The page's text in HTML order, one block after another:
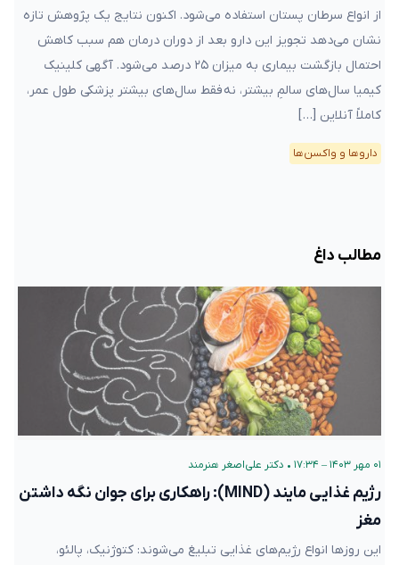
از انواع سرطان پستان استفاده می‌شود. اکنون نتایج یک پژوهش تازه
نشان می‌دهد تجویز این دارو بعد از دوران درمان هم سبب کاهش
احتمال بازگشت بیماری به میزان ۲۵ درصد می‌شود. آگهی کلینیک
کیمیا سال‌های سالمِ بیشتر، نه فقط سال‌های بیشتر پزشکی طول عمر،
کاملاً آنلاین […]
دارو‌ها و واکسن‌ها
مطالب داغ
۰۱ مهر ۱۴۰۳ – ۱۷:۳۴ • دکتر علی‌اصغر هنرمند
رژیم غذایی مایند (MIND): راهکاری برای جوان نگه داشتن
مغز
این روزها انواع رژیم‌های غذایی تبلیغ می‌شوند: کتوژنیک، پالئو،